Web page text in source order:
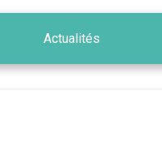
Actualités